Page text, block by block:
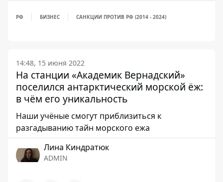
РФ БИЗНЕС САНКЦИИ ПРОТИВ РФ (2014 - 2024)
14:48, 15 июня 2022
На станции «Академик Вернадский»
поселился антарктический морской ёж:
в чём его уникальность
Наши учёные смогут приблизиться к
разгадыванию тайн морского ежа
Лина Киндратюк
ADMIN